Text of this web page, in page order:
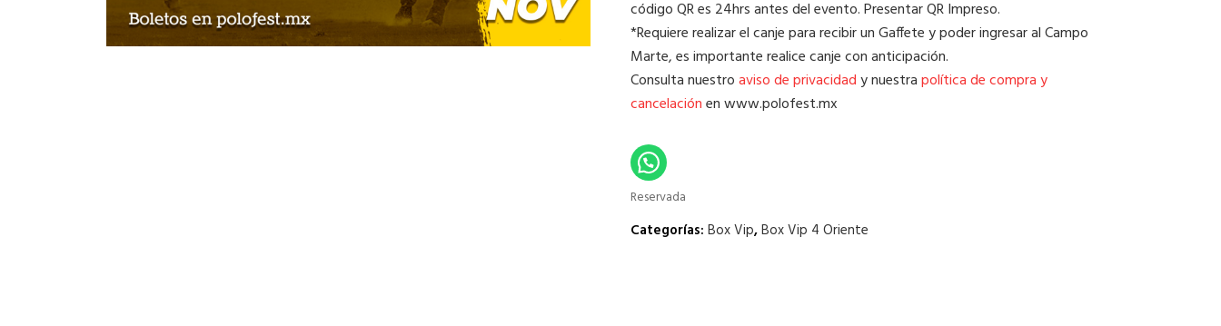
código QR es 24hrs antes del evento. Presentar QR Impreso.
*Requiere realizar el canje para recibir un Gaffete y poder ingresar al Campo
Marte, es importante realice canje con anticipación.
Consulta nuestroaviso de privacidady nuestrapolítica de compra y
cancelaciónen www.polofest.mx
Reservada
Categorías:Box Vip,Box Vip 4 Oriente